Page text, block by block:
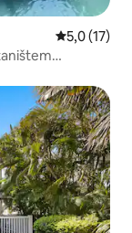
Prosječna
5,0 (17)